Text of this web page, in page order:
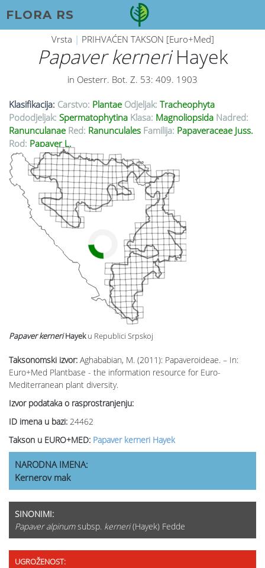
FLORA RS
Vrsta | PRIHVAĆEN TAKSON [Euro+Med]
Papaver kerneriHayek
in Oesterr. Bot. Z. 53: 409. 1903
Klasifikacija: Carstvo: Plantae Odjeljak: Tracheophyta
Pododjeljak: Spermatophytina Klasa: Magnoliopsida Nadred:
Ranunculanae Red: Ranunculales Familija: Papaveraceae Juss.
Rod: Papaver L.
Taksonomski izvor: Aghababian, M. (2011): Papaveroideae. – In:
Euro+Med Plantbase - the information resource for Euro-
Mediterranean plant diversity.
Izvor podataka o rasprostranjenju:
ID imena u bazi: 24462
Takson u EURO+MED: Papaver kerneri Hayek
Papaver kerneriHayek u Republici Srpskoj
NARODNA IMENA:
Kernerov mak
SINONIMI:
Papaver alpinumsubsp. kerneri(Hayek) Fedde
UGROŽENOST: